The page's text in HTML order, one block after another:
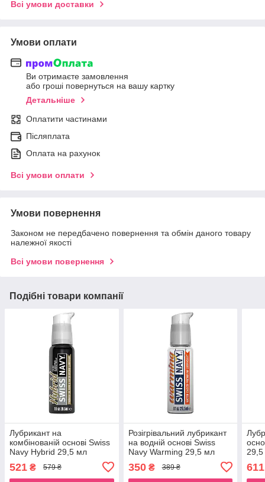
Всі умови доставки
Умови оплати
Ви отримаєте замовлення
або гроші повернуться на вашу картку
Детальніше
Оплатити частинами
Післяплата
Оплата на рахунок
Всі умови оплати
Умови повернення
Законом не передбачено повернення та обмін даного товару
належної якості
Всі умови повернення
Подібні товари компанії
Лубрикант на
комбінованій основі Swiss
Navy Hybrid 29,5 мл
521 ₴ 579 ₴
Розігрівальний лубрикант
на водній основі Swiss
Navy Warming 29,5 мл
350₴ 389 ₴ 611